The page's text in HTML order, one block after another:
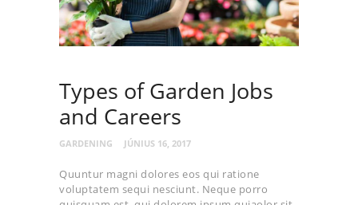
Types of Garden Jobs
and Careers
GARDENING JÚNIUS 16, 2017
Quuntur magni dolores eos qui ratione
voluptatem sequi nesciunt. Neque porro